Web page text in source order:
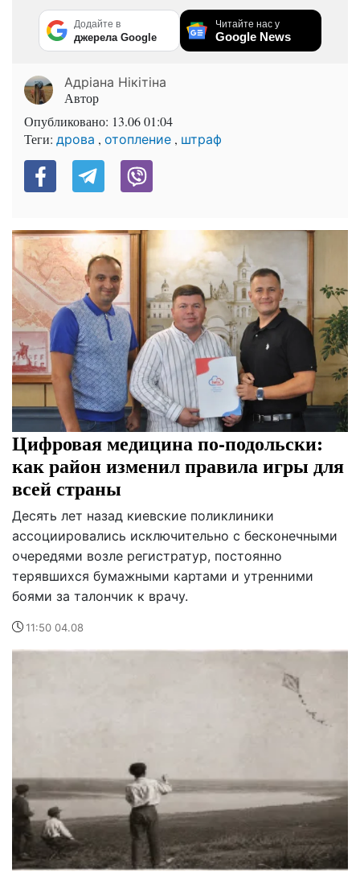
Додайте в
джерела Google
Читайте нас у
Google News
Адріана Нікітіна
Автор
Опубликовано: 13.06 01:04
Теги: дрова , отопление , штраф
Цифровая медицина по-подольски:
как район изменил правила игры для
всей страны
Десять лет назад киевские поликлиники
ассоциировались исключительно с бесконечными
очередями возле регистратур, постоянно
терявшихся бумажными картами и утренними
боями за талончик к врачу.
11:50 04.08